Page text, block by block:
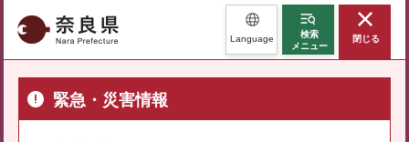
奈良県 Language
検索
メニュー
閉じる
緊急・災害情報